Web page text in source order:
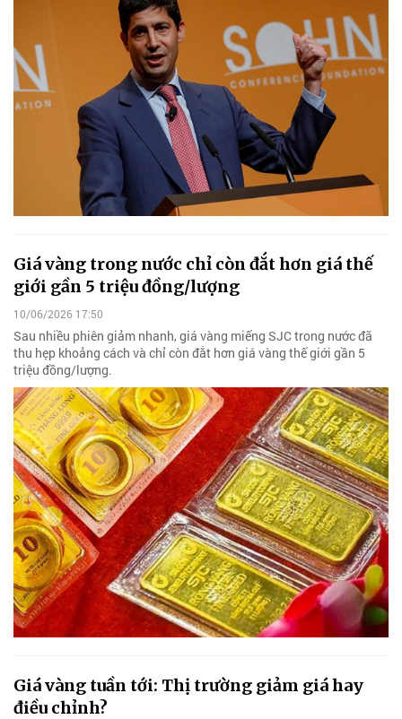
Giá vàng trong nước chỉ còn đắt hơn giá thế
giới gần 5 triệu đồng/lượng
10/06/2026 17:50
Sau nhiều phiên giảm nhanh, giá vàng miếng SJC trong nước đã
thu hẹp khoảng cách và chỉ còn đắt hơn giá vàng thế giới gần 5
triệu đồng/lượng.
Giá vàng tuần tới: Thị trường giảm giá hay
điều chỉnh?